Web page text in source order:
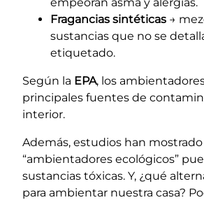
Fragancias sintéticas →
sustancias que no se
etiquetado.
Según la EPA, los
principales fuentes de
interior.
Además, estudios han
“ambientadores ecológicos”
sustancias tóxicas. Y, ¿qué
para ambientar nuestra casa?